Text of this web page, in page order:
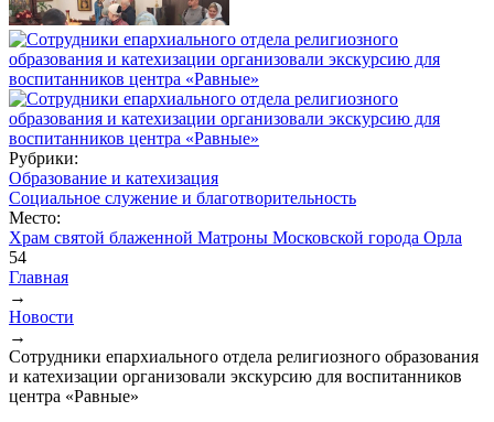
Рубрики:
Образование и катехизация
Социальное служение и благотворительность
Место:
Храм святой блаженной Матроны Московской города Орла
54
Вы здесь
Главная
→
Новости
→
Сотрудники епархиального отдела религиозного образования
и катехизации организовали экскурсию для воспитанников
центра «Равные»